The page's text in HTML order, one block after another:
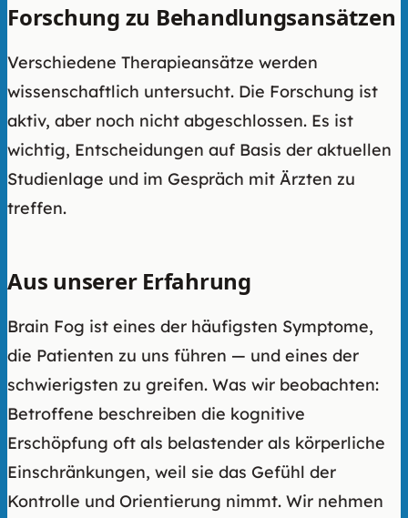
Forschung zu Behandlungsansätzen
Verschiedene Therapieansätze werden
wissenschaftlich untersucht. Die Forschung ist
aktiv, aber noch nicht abgeschlossen. Es ist
wichtig, Entscheidungen auf Basis der aktuellen
Studienlage und im Gespräch mit Ärzten zu
treffen.
Aus unserer Erfahrung
Brain Fog ist eines der häufigsten Symptome,
die Patienten zu uns führen — und eines der
schwierigsten zu greifen. Was wir beobachten:
Betroffene beschreiben die kognitive
Erschöpfung oft als belastender als körperliche
Einschränkungen, weil sie das Gefühl der
Kontrolle und Orientierung nimmt. Wir nehmen